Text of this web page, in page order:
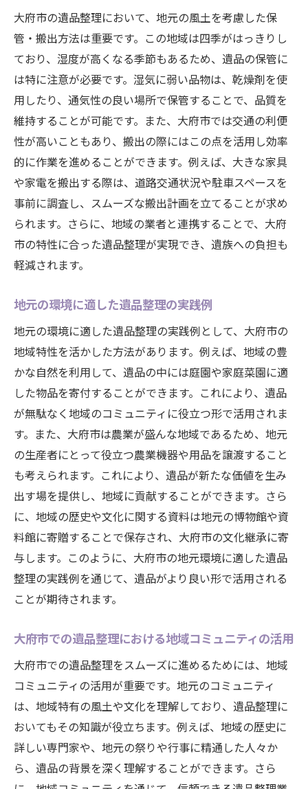
大府市の遺品整理において、地元の風土を考慮した保
管・搬出方法は重要です。この地域は四季がはっきりし
ており、湿度が高くなる季節もあるため、遺品の保管に
は特に注意が必要です。湿気に弱い品物は、乾燥剤を使
用したり、通気性の良い場所で保管することで、品質を
維持することが可能です。また、大府市では交通の利便
性が高いこともあり、搬出の際にはこの点を活用し効率
的に作業を進めることができます。例えば、大きな家具
や家電を搬出する際は、道路交通状況や駐車スペースを
事前に調査し、スムーズな搬出計画を立てることが求め
られます。さらに、地域の業者と連携することで、大府
市の特性に合った遺品整理が実現でき、遺族への負担も
軽減されます。
地元の環境に適した遺品整理の実践例
地元の環境に適した遺品整理の実践例として、大府市の
地域特性を活かした方法があります。例えば、地域の豊
かな自然を利用して、遺品の中には庭園や家庭菜園に適
した物品を寄付することができます。これにより、遺品
が無駄なく地域のコミュニティに役立つ形で活用されま
す。また、大府市は農業が盛んな地域であるため、地元
の生産者にとって役立つ農業機器や用品を譲渡すること
も考えられます。これにより、遺品が新たな価値を生み
出す場を提供し、地域に貢献することができます。さら
に、地域の歴史や文化に関する資料は地元の博物館や資
料館に寄贈することで保存され、大府市の文化継承に寄
与します。このように、大府市の地元環境に適した遺品
整理の実践例を通じて、遺品がより良い形で活用される
ことが期待されます。
大府市での遺品整理における地域コミュニティの活用
大府市での遺品整理をスムーズに進めるためには、地域
コミュニティの活用が重要です。地元のコミュニティ
は、地域特有の風土や文化を理解しており、遺品整理に
おいてもその知識が役立ちます。例えば、地域の歴史に
詳しい専門家や、地元の祭りや行事に精通した人々か
ら、遺品の背景を深く理解することができます。さら